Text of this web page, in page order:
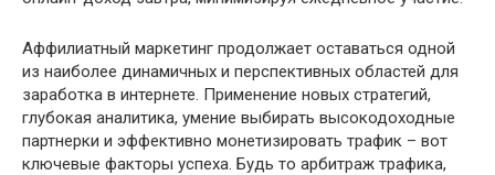
Аффилиатный маркетинг продолжает оставаться одной
из наиболее динамичных и перспективных областей для
заработка в интернете. Применение новых стратегий,
глубокая аналитика, умение выбирать высокодоходные
партнерки и эффективно монетизировать трафик – вот
ключевые факторы успеха. Будь то арбитраж трафика,